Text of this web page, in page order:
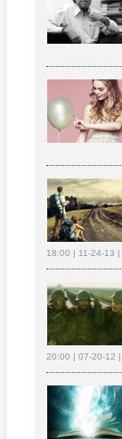
18:00 | 11-24-13 |
20:00 | 07-20-12 |